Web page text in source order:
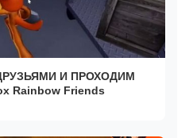
И ПРОХОДИМ
Rainbow Friends